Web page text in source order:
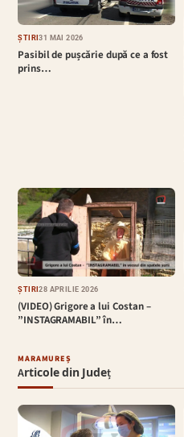
ȘTIRI31 MAI 2026
Pasibil de pușcărie după ce a fost
prins…
ȘTIRI28 APRILIE 2026
(VIDEO) Grigore a lui Costan –
”INSTAGRAMABIL” în…
MARAMUREȘ
Articole din Județ